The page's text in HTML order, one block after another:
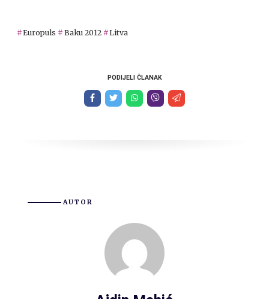
Europuls Baku 2012 Litva
PODIJELI ČLANAK
AUTOR